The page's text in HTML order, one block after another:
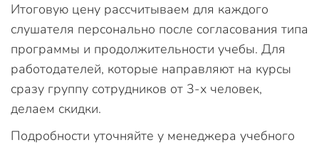
Итоговую цену рассчитываем для каждого
слушателя персонально после согласования типа
программы и продолжительности учебы. Для
работодателей, которые направляют на курсы
сразу группу сотрудников от 3-х человек,
делаем скидки.
Подробности уточняйте у менеджера учебного